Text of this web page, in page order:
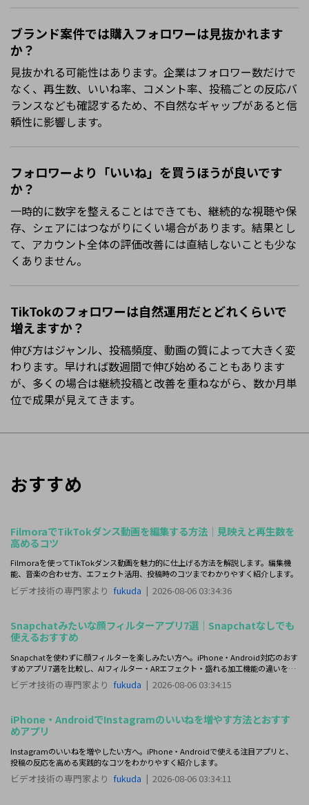
ブランド案件では購入フォロワーは見抜かれます
か？
見抜かれる可能性はあります。企業はフォロワー数だけで
なく、再生数、いいね率、コメント率、投稿ごとの反応バ
ランスなども確認するため、不自然なギャップがあると信
頼性に影響します。
フォロワーより「いいね」を買うほうが良いです
か？
一時的に数字を整えることはできても、継続的な視聴や保
存、シェアにはつながりにくい場合があります。結果とし
て、アカウント全体の評価改善には直結しないことも少な
くありません。
TikTokのフォロワーは自然運用だとどれくらいで
増えますか？
伸び方はジャンル、投稿頻度、動画の質によって大きく変
わります。早ければ数週間で伸び始めることもあります
が、多くの場合は継続投稿と改善を重ねながら、数か月単
位で成果が見えてきます。
おすすめ
FilmoraでTikTokダンス動画を編集する方法｜見映えと再生数を
高めるコツ
Filmoraを使ってTikTokダンス動画を魅力的に仕上げる方法を解説します。編集機
能、音楽の合わせ方、エフェクト活用、投稿時のコツまでわかりやすく紹介します。
ビデオ技術の専門家より fukuda | 2026-08-06 03:34:36
Snapchatみたいな顔フィルターアプリ7選｜Snapchatなしでも
使えるおすすめ
Snapchatを使わずに顔フィルターを楽しみたい方へ。iPhone・Android対応のおす
すめアプリ7選を比較し、AIフィルター・ARエフェクト・盛れる加工機能の違いをわ
かりやすく紹介していきます。
ビデオ技術の専門家より fukuda | 2026-08-06 03:34:15
iPhone・AndroidでInstagramのいいねを増やす方法とおすす
めアプリ
Instagramのいいねを増やしたい方へ。iPhone・Androidで使える注目アプリと、
投稿の反応を高める実践的なコツをわかりやすく紹介します。
ビデオ技術の専門家より fukuda | 2026-08-06 03:34:11